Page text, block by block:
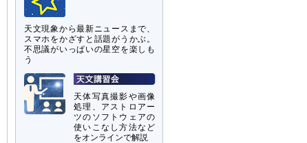
天文現象から最新ニュースまで、
スマホをかざすと話題がうかぶ。
不思議がいっぱいの星空を楽しも
う
天体写真撮影や画像
処理、アストロアー
ツのソフトウェアの
使いこなし方法など
をオンラインで解説